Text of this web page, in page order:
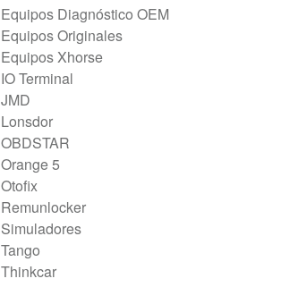
Equipos Diagnóstico OEM
Equipos Originales
Equipos Xhorse
IO Terminal
JMD
Lonsdor
OBDSTAR
Orange 5
Otofix
Remunlocker
Simuladores
Tango
Thinkcar